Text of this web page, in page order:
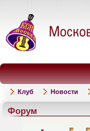
Клуб Новости
Форум